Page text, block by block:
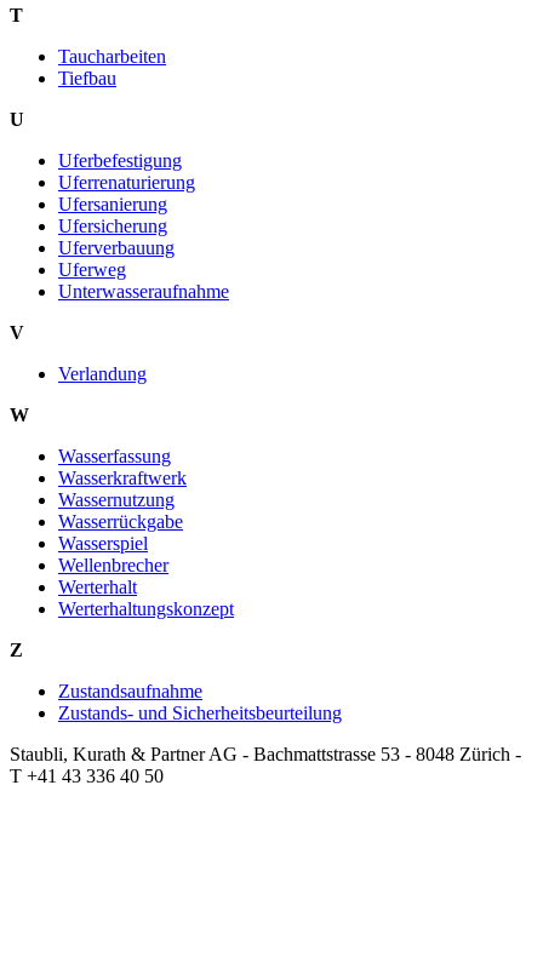
T
Taucharbeiten
Tiefbau
U
Uferbefestigung
Uferrenaturierung
Ufersanierung
Ufersicherung
Uferverbauung
Uferweg
Unterwasseraufnahme
V
Verlandung
W
Wasserfassung
Wasserkraftwerk
Wassernutzung
Wasserrückgabe
Wasserspiel
Wellenbrecher
Werterhalt
Werterhaltungskonzept
Z
Zustandsaufnahme
Zustands- und Sicherheitsbeurteilung
Staubli, Kurath & Partner AG - Bachmattstrasse 53 - 8048 Zürich -
T +41 43 336 40 50